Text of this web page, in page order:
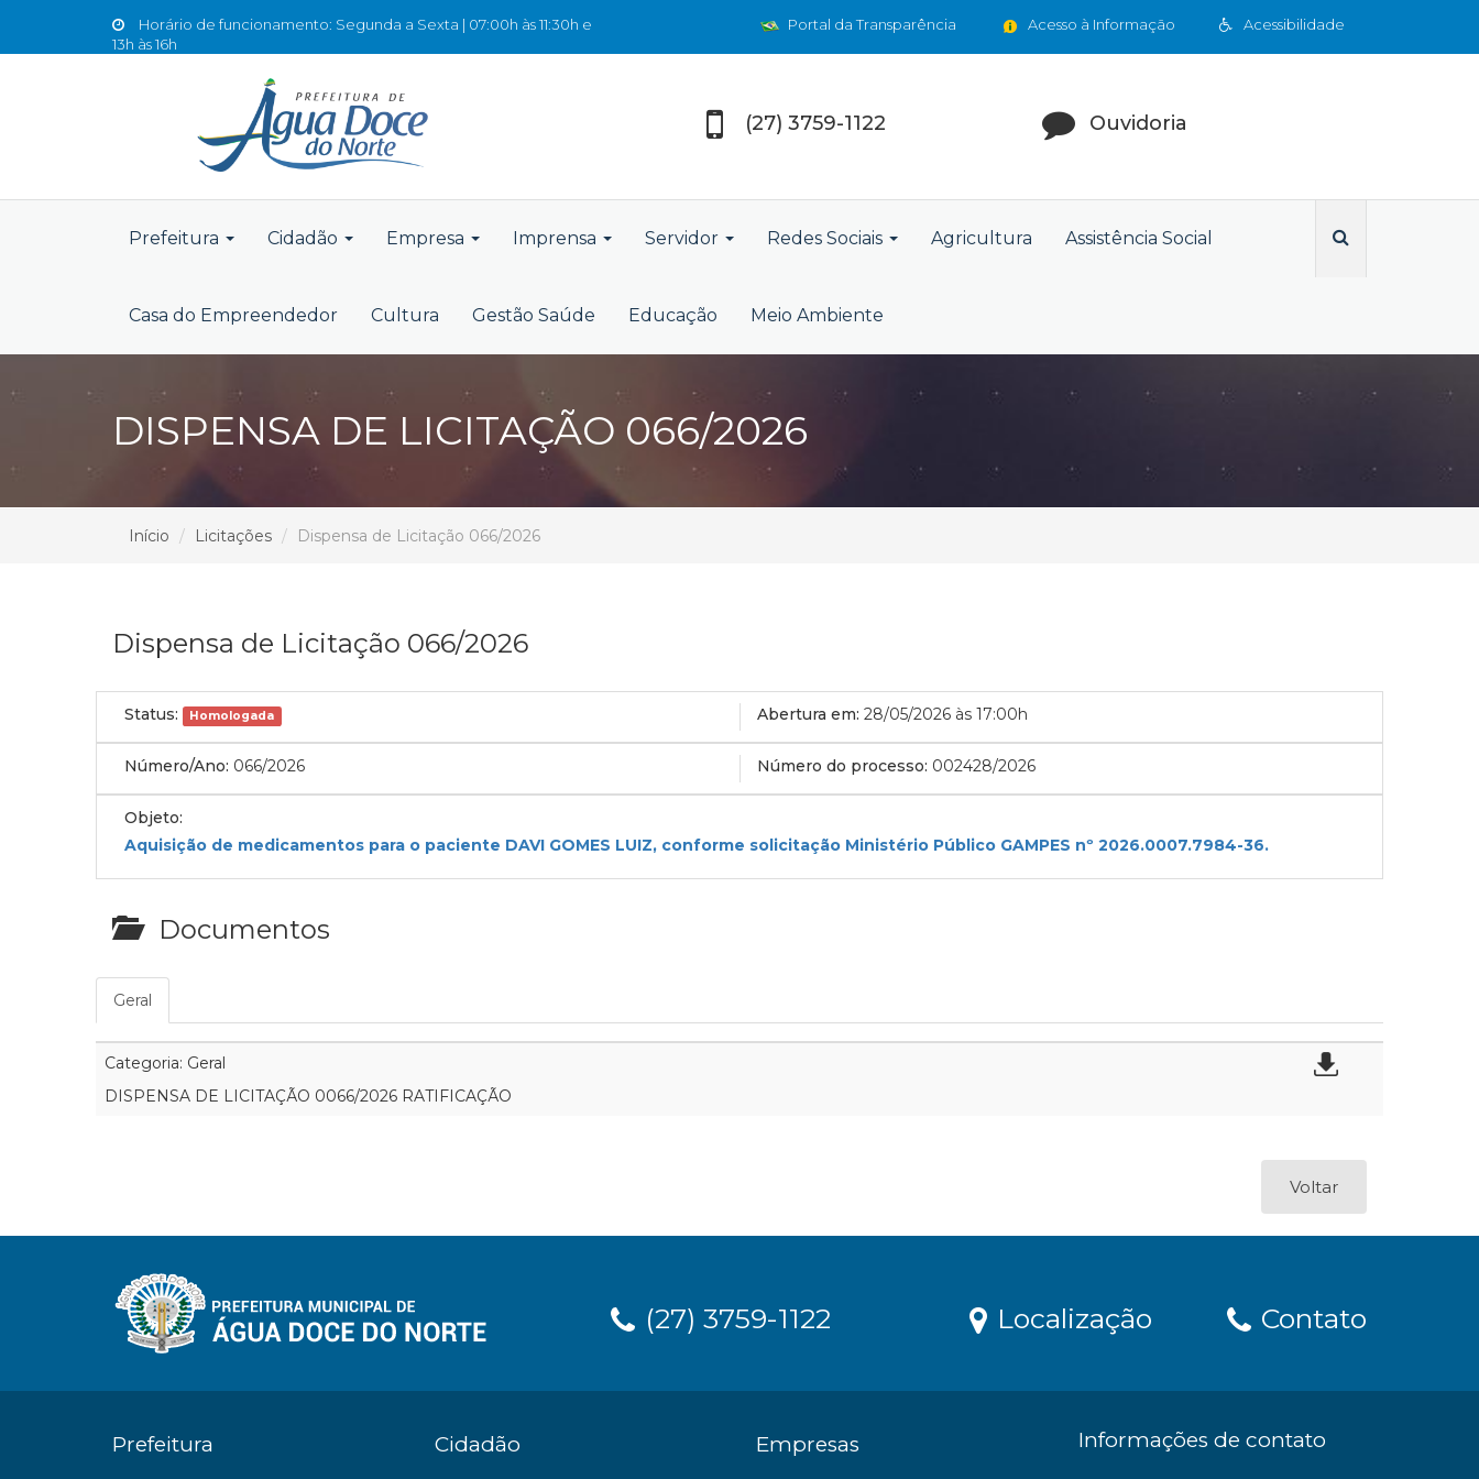
Horário de funcionamento: Segunda a Sexta | 07:00h às 11:30h e
13h às 16h
Acessibilidade
Acesso à Informação
Portal da Transparência
(27) 3759-1122 Ouvidoria
Prefeitura Cidadão Empresa Imprensa Servidor Redes Sociais Agricultura Assistência Social
Casa do Empreendedor Cultura Gestão Saúde Educação Meio Ambiente
DISPENSA DE LICITAÇÃO 066/2026
Início Licitações Dispensa de Licitação 066/2026
Dispensa de Licitação 066/2026
Status: Homologada Abertura em: 28/05/2026 às 17:00h
Número/Ano: 066/2026 Número do processo: 002428/2026
Objeto:
Aquisição de medicamentos para o paciente DAVI GOMES LUIZ, conforme solicitação Ministério Público GAMPES nº 2026.0007.7984-36.
Documentos
Geral
Categoria: Geral
DISPENSA DE LICITAÇÃO 0066/2026 RATIFICAÇÃO
Voltar
(27) 3759-1122 Localização Contato
Prefeitura Cidadão Empresas Informações de contato